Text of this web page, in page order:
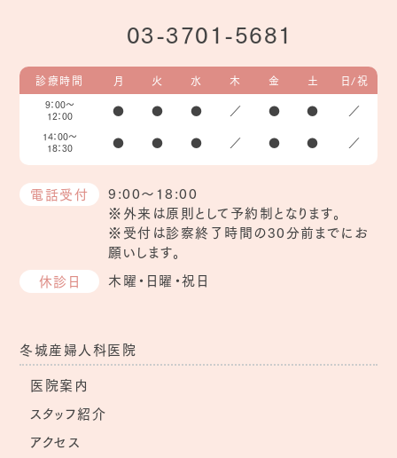
03-3701-5681
診療時間 月 火 水 木 金 土 日/祝
9：00～
12：00
● ● ● ／ ● ● ／
14：00～
18：30
● ● ● ／ ● ● ／
電話受付
9:00～18:00
※外来は原則として予約制となります。
※受付は診察終了時間の30分前までにお
願いします。
休診日
木曜・日曜・祝日
冬城産婦人科医院
医院案内
スタッフ紹介
アクセス